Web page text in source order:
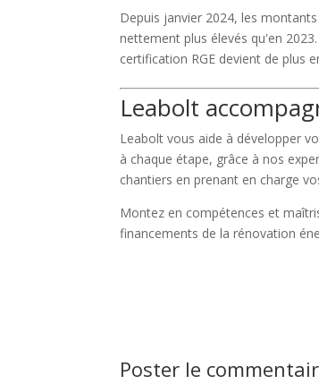
Depuis janvier 2024, les
nettement plus élevés qu'en
certification RGE devient de plus
Leabolt
Leabolt vous aide à développer
à chaque étape, grâce à nos
chantiers en prenant en charge
Montez en compétences et
financements de la rénovation
Poster le